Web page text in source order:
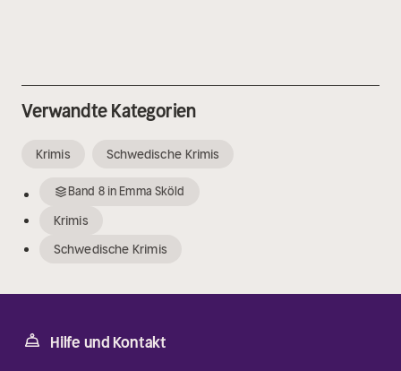
Verwandte Kategorien
Krimis Schwedische Krimis
Band 8inEmma Sköld
Krimis
Schwedische Krimis
Hilfe und Kontakt